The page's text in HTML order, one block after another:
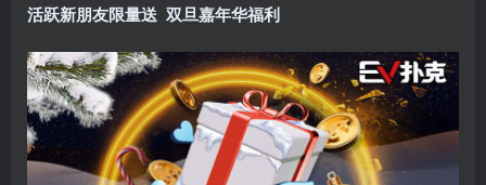
活跃新朋友限量送 双旦嘉年华福利